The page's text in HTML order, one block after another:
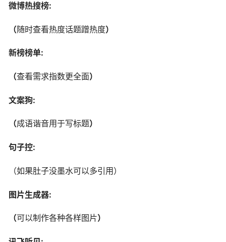
微博热搜榜:
（随时查看热度话题蹭热度）
新榜榜单:
（查看需求指数更全面）
文案狗:
（成语谐音用于写标题）
句子控:
（如果肚子没墨水可以多引用）
图片生成器:
（可以制作各种各样图片）